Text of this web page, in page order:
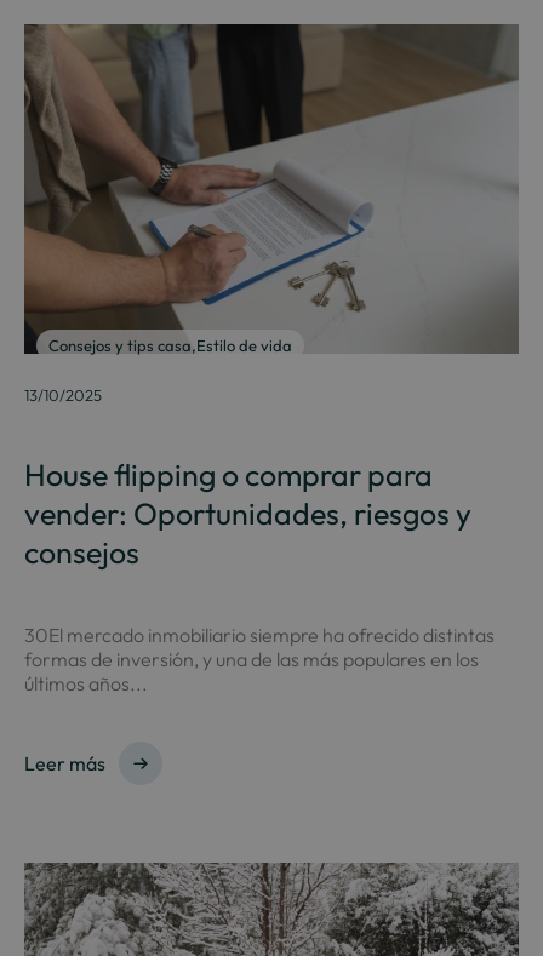
Consejos y tips casa,Estilo de vida
13/10/2025
House flipping o comprar para
vender: Oportunidades, riesgos y
consejos
30El mercado inmobiliario siempre ha ofrecido distintas
formas de inversión, y una de las más populares en los
últimos años...
Leer más